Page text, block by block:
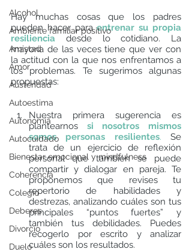
Alcohol
Ambiente familiar positivo
Amistad
Amor
Austeridad
Autoestima
Autonomía
Autocuidado
Bienestar emocional y mindfulness
Coherencia
Colegio
Deberes
Divorcio
Duelo
Hay muchas cosas que los padres
pueden hacer para entrenar su propia
resiliencia
desde lo cotidiano. La
mayoría de las veces tiene que ver con
la actitud con la que nos enfrentamos a
los problemas. Te sugerimos algunas
propuestas:
Nuestra primera sugerencia es
plantearnos si nosotros mismos
somos personas resilientes. Se
trata de un ejercicio de reflexión
personal que también se puede
compartir y dialogar en pareja. Te
proponemos que revises tu
repertorio de habilidades y
destrezas, analizando cuáles son tus
principales “puntos fuertes” y
también tus debilidades. Puedes
recogerlo por escrito y analizar
cuáles son los resultados.